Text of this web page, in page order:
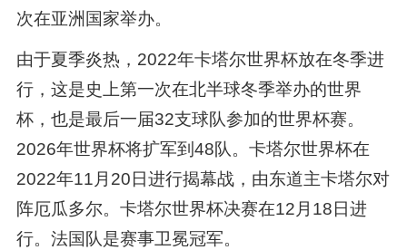
次在亚洲国家举办。
由于夏季炎热，2022年卡塔尔世界杯放在冬季进
行，这是史上第一次在北半球冬季举办的世界
杯，也是最后一届32支球队参加的世界杯赛。
2026年世界杯将扩军到48队。卡塔尔世界杯在
2022年11月20日进行揭幕战，由东道主卡塔尔对
阵厄瓜多尔。卡塔尔世界杯决赛在12月18日进
行。法国队是赛事卫冕冠军。